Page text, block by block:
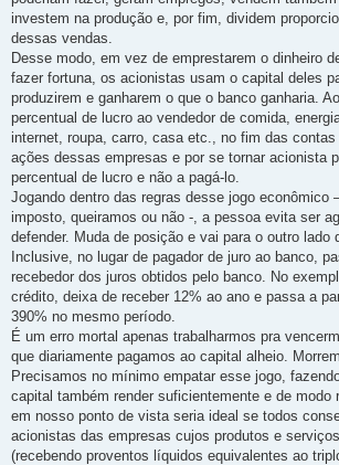
investem na produção e, por fim, dividem
dessas vendas.
Desse modo, em vez de emprestarem o dinheiro
fazer fortuna, os acionistas usam o capital deles
produzirem e ganharem o que o banco ganharia.
percentual de lucro ao vendedor de comida,
internet, roupa, carro, casa etc., no fim das
ações dessas empresas e por se tornar acionista
percentual de lucro e não a pagá-lo.
Jogando dentro das regras desse jogo econômico
imposto, queiramos ou não -, a pessoa evita ser
defender. Muda de posição e vai para o outro lado
Inclusive, no lugar de pagador de juro ao banco,
recebedor dos juros obtidos pelo banco. No
crédito, deixa de receber 12% ao ano e passa a
390% no mesmo período.
É um erro mortal apenas trabalharmos pra
que diariamente pagamos ao capital alheio.
Precisamos no mínimo empatar esse jogo,
capital também render suficientemente e de modo
em nosso ponto de vista seria ideal se todos
acionistas das empresas cujos produtos e
(recebendo proventos líquidos equivalentes ao